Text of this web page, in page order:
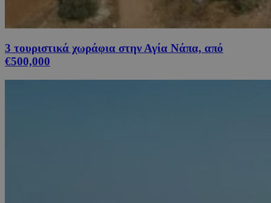
3 τουριστικά χωράφια στην Αγία Νάπα, από
€500,000